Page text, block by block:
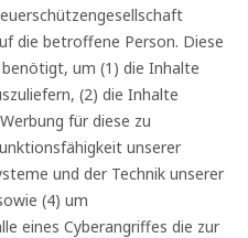
die betroffene Person. Diese
um (1) die Inhalte
(2) die Inhalte
für diese zu
unserer
und der Technik unserer
(4) um
eines Cyberangriffes die zur